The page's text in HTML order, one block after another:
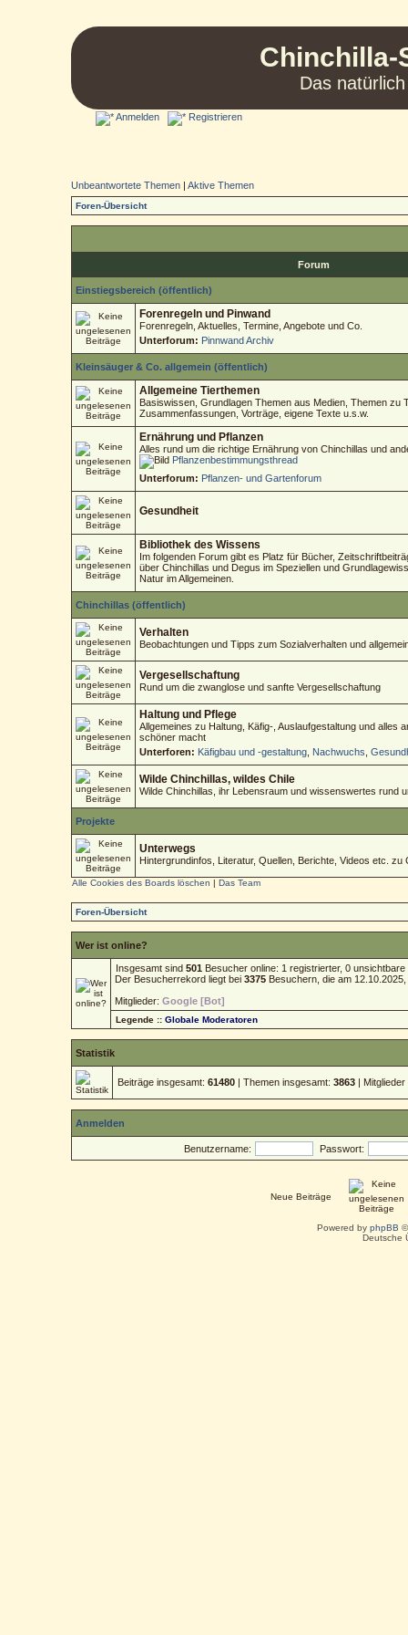
Chinchilla-
Das
Anmelden Registrieren
Unbeantwortete Themen |Aktive Themen
Foren-Übersicht
Forum
Einstiegsbereich (öffentlich)
Forenregeln und Pinwand
Forenregeln, Aktuelles, Termine, Angebote und Co.
Unterforum: Pinnwand Archiv
Kleinsäuger & Co. allgemein (öffentlich)
Allgemeine Tierthemen
Basiswissen, Grundlagen Themen aus Medien, Themen zu
Zusammenfassungen, Vorträge, eigene Texte u.s.w.
Ernährung und Pflanzen
Alles rund um die richtige Ernährung von Chinchillas und
Pflanzenbestimmungsthread
Unterforum: Pflanzen- und Gartenforum
Gesundheit
Bibliothek des Wissens
Im folgenden Forum gibt es Platz für Bücher,
über Chinchillas und Degus im Speziellen und
Natur im Allgemeinen.
Chinchillas (öffentlich)
Verhalten
Beobachtungen und Tipps zum Sozialverhalten und
Vergesellschaftung
Rund um die zwanglose und sanfte Vergesellschaftung
Haltung und Pflege
Allgemeines zu Haltung, Käfig-, Auslaufgestaltung und alles
schöner macht
Unterforen: Käfigbau und -gestaltung Nachwuchs ,
Wilde Chinchillas, wildes Chile
Wilde Chinchillas, ihr Lebensraum und wissenswertes rund
Projekte
Unterwegs
Hintergrundinfos, Literatur, Quellen, Berichte, Videos etc. zu
Alle Cookies des Boards löschen |Das Team
Foren-Übersicht
Wer ist online?
Insgesamt sind501 Besucher online: 1 registrierter, 0
Der Besucherrekord liegt bei3375 Besuchern, die am
Mitglieder:Google [Bot]
Legende ::Globale Moderatoren
Statistik
Beiträge insgesamt:61480 | Themen insgesamt:3863 |
Anmelden
Benutzername: Passwort:
Neue Beiträge
Powered by phpBB
Deutsche